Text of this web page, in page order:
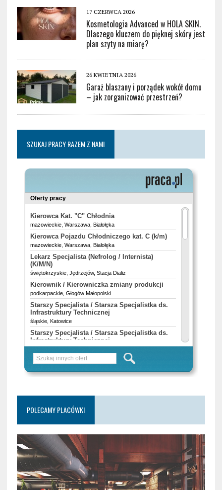
17 CZERWCA 2026
Kosmetologia Advanced w HOLA SKIN.
Dlaczego kluczem do pięknej skóry jest
plan szyty na miarę?
26 KWIETNIA 2026
Garaż blaszany i porządek wokół domu
– jak zorganizować przestrzeń?
SZUKAJ PRACY RAZEM Z NAMI
POLECAMY PLACÓWKI